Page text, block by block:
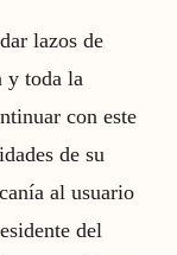
lazos de
y toda la
con este
de su
al usuario
del